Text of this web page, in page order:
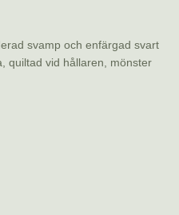
svamp och enfärgad svart
quiltad vid hållaren, mönster